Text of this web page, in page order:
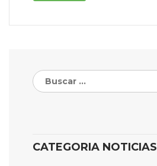
Buscar:
CATEGORIA NOTICIAS